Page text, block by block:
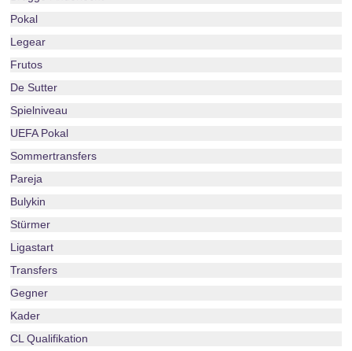
Pokal
Legear
Frutos
De Sutter
Spielniveau
UEFA Pokal
Sommertransfers
Pareja
Bulykin
Stürmer
Ligastart
Transfers
Gegner
Kader
CL Qualifikation